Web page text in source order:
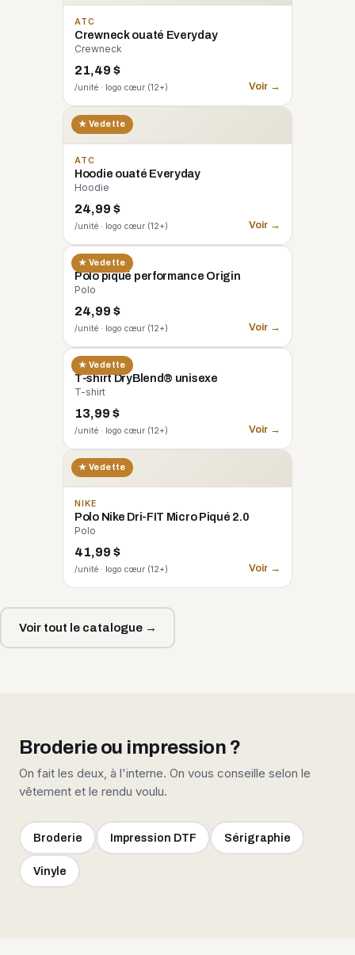
ATC
Crewneck ouaté Everyday
Crewneck
21,49 $
/unité · logo cœur (12+) Voir →
★ Vedette
ATC
Hoodie ouaté Everyday
Hoodie
24,99 $
/unité · logo cœur (12+) Voir →
★ Vedette
CORE 365
Polo piqué performance Origin
Polo
24,99 $
/unité · logo cœur (12+) Voir →
★ Vedette
GILDAN
T-shirt DryBlend® unisexe
T-shirt
13,99 $
/unité · logo cœur (12+) Voir →
★ Vedette
NIKE
Polo Nike Dri-FIT Micro Piqué 2.0
Polo
41,99 $
/unité · logo cœur (12+) Voir →
Voir tout le catalogue →
Broderie ou impression ?
On fait les deux, à l'interne. On vous conseille selon le
vêtement et le rendu voulu.
Broderie Impression DTF Sérigraphie
Vinyle